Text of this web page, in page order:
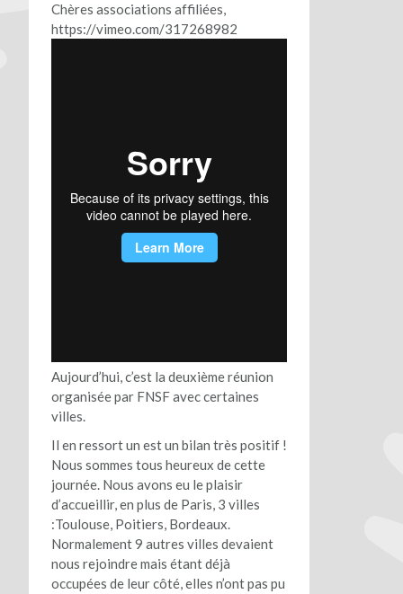
Chères associations affiliées,
https://vimeo.com/317268982
Aujourd’hui, c’est la deuxième réunion
organisée par FNSF avec certaines
villes.
Il en ressort un est un bilan très positif !
Nous sommes tous heureux de cette
journée. Nous avons eu le plaisir
d’accueillir, en plus de Paris, 3 villes
:Toulouse, Poitiers, Bordeaux.
Normalement 9 autres villes devaient
nous rejoindre mais étant déjà
occupées de leur côté, elles n’ont pas pu